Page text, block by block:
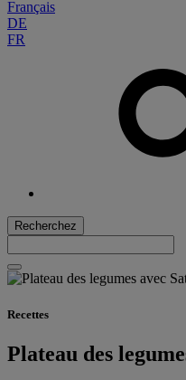
Français
DE
FR
Recherchez
Recettes
Plateau des